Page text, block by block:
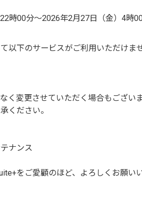
時00分～2026年2月27日（金）4時
以下のサービスがご利用いただけま
く変更させていただく場合もござい
ください。
ナンス
をご愛顧のほど、よろしくお願い